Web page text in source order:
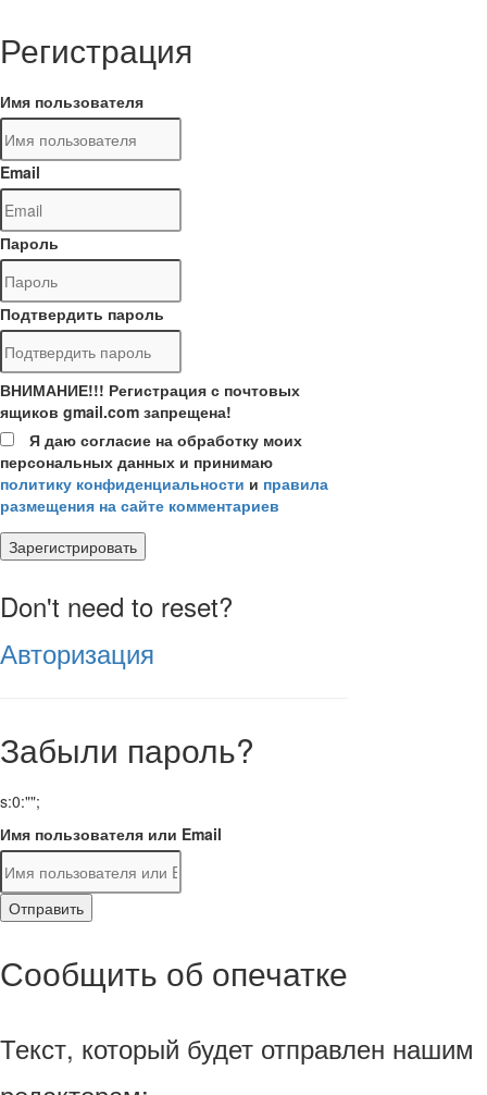
Регистрация
Имя пользователя
Email
Пароль
Подтвердить пароль
ВНИМАНИЕ!!! Регистрация с почтовых
ящиков gmail.com запрещена!
Я даю согласие на обработку моих
персональных данных и принимаю
политику конфиденциальности и правила
размещения на сайте комментариев
Зарегистрировать
Don't need to reset?
Авторизация
Забыли пароль?
s:0:"";
Имя пользователя или Email
Отправить
Сообщить об опечатке
Текст, который будет отправлен нашим